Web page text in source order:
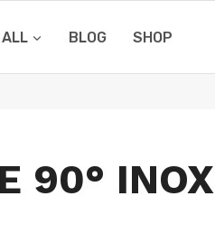
ALL BLOG SHOP
90° INOX